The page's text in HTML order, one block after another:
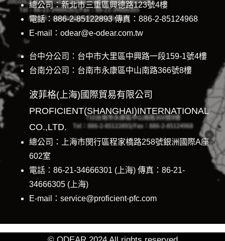
總公司：新北市三重區興德路123號4樓
電話：886-2-85122893 傳真：886-2-85124968
E-mail：odear@e-odear.com.tw
台中分公司：台中市大里區中興路一段159-1號4樓
台南分公司：台南市永康區中山南路366號8樓
波菲格(上海)國際貿易有限公司
PROFICIENT(SHANGHAI)INTERNATIONAL
CO.,LTD.
總公司：上海市閔行區程家橋路258號銀洲國際A座
602室
電話：86-21-34666301 (上海) 傳真：86-21-
34666305 (上海)
E-mail：service@proficient-pfc.com